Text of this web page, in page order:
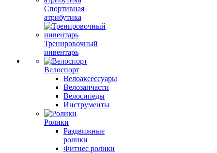
Спортивная
атрибутика
Тренировочный
инвентарь
Велоспорт
Велоаксессуары
Велозапчасти
Велосипеды
Инструменты
Ролики
Раздвижные
ролики
Фитнес ролики